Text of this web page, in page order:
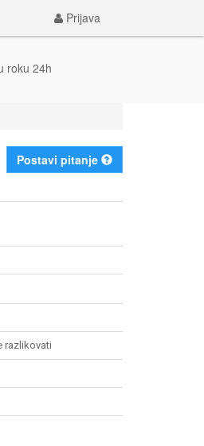
roku 24h
Prijava
Postavi pitanje
razlikovati